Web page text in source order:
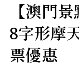
【澳門
8字形摩
票優惠